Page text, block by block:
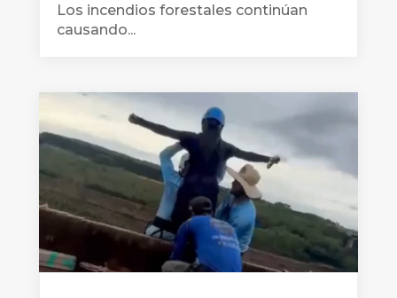
Los incendios forestales continúan
causando...